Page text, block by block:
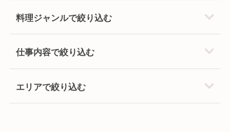
料理ジャンルで絞り込む
仕事内容で絞り込む
エリアで絞り込む